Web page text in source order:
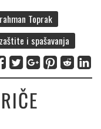
Toprak
i spašavanja